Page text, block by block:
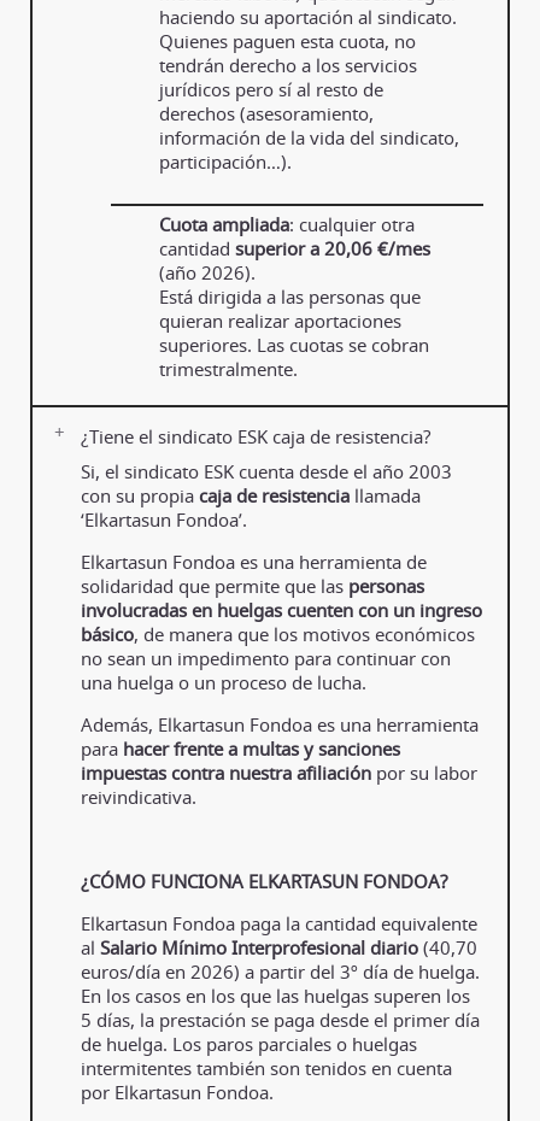
haciendo su aportación al sindicato.
Quienes paguen esta cuota, no
tendrán derecho a los servicios
jurídicos pero sí al resto de
derechos (asesoramiento,
información de la vida del sindicato,
participación…).
Cuota ampliada: cualquier otra
cantidad superior a 20,06 €/mes
(año 2026).
Está dirigida a las personas que
quieran realizar aportaciones
superiores. Las cuotas se cobran
trimestralmente.
¿Tiene el sindicato ESK caja de resistencia?
Si, el sindicato ESK cuenta desde el año 2003
con su propia caja de resistencia llamada
‘Elkartasun Fondoa’.
Elkartasun Fondoa es una herramienta de
solidaridad que permite que las personas
involucradas en huelgas cuenten con un ingreso
básico, de manera que los motivos económicos
no sean un impedimento para continuar con
una huelga o un proceso de lucha.
Además, Elkartasun Fondoa es una herramienta
para hacer frente a multas y sanciones
impuestas contra nuestra afiliación por su labor
reivindicativa.
¿CÓMO FUNCIONA ELKARTASUN FONDOA?
Elkartasun Fondoa paga la cantidad equivalente
al Salario Mínimo Interprofesional diario (40,70
euros/día en 2026) a partir del 3º día de huelga.
En los casos en los que las huelgas superen los
5 días, la prestación se paga desde el primer día
de huelga. Los paros parciales o huelgas
intermitentes también son tenidos en cuenta
por Elkartasun Fondoa.